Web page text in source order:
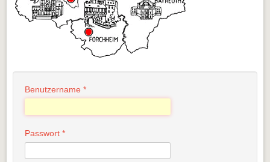
Benutzername *
Passwort *